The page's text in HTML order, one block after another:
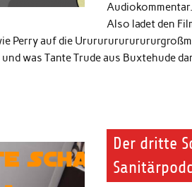
Audiokommentar.
Also ladet den
Perry auf die
was Tante Trude aus Buxtehude
Der dritte